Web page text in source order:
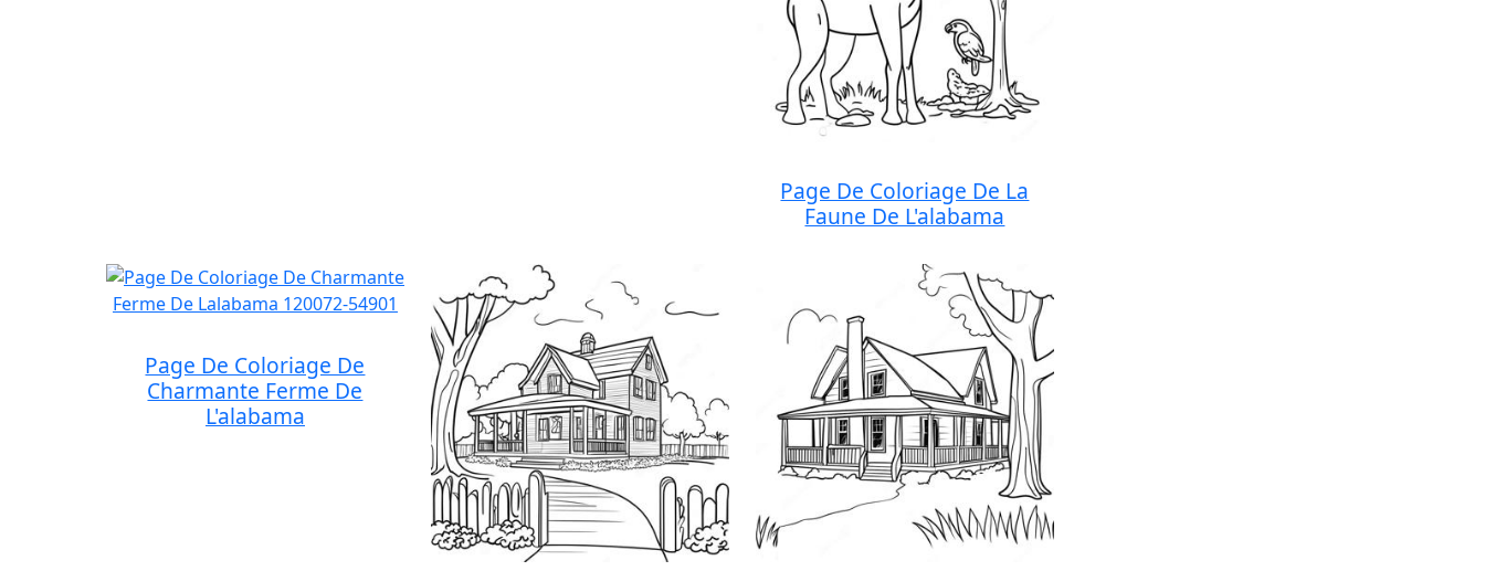
Page De Coloriage De La
Faune De L'alabama
Page De Coloriage De
Charmante Ferme De
L'alabama